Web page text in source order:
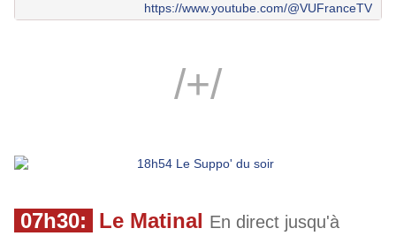
https://www.youtube.com/@VUFranceTV
/+/
07h30: Le Matinal En direct jusqu'à